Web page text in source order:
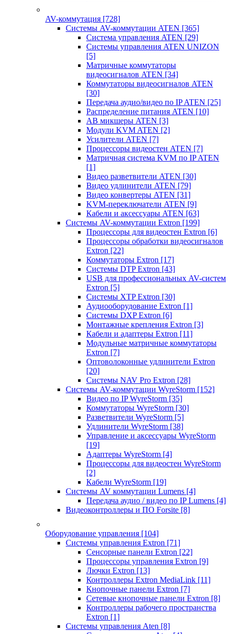
AV-коммутация [728]
Системы AV-коммутации ATEN [365]
Система управления ATEN [29]
Системы управления ATEN UNIZON
[5]
Матричные коммутаторы
видеосигналов ATEN [34]
Коммутаторы видеосигналов ATEN
[30]
Передача аудио/видео по IP ATEN [25]
Распределение питания ATEN [10]
АВ микшеры ATEN [3]
Модули KVM ATEN [2]
Усилители ATEN [7]
Процессоры видеостен ATEN [7]
Матричная система KVM по IP ATEN
[1]
Видео разветвители ATEN [30]
Видео удлинители ATEN [79]
Видео конвертеры ATEN [31]
KVM-переключатели ATEN [9]
Кабели и аксессуары ATEN [63]
Системы AV-коммутации Extron [199]
Процессоры для видеостен Extron [6]
Процессоры обработки видеосигналов
Extron [22]
Коммутаторы Extron [17]
Системы DTP Extron [43]
USB для профессиональных AV-систем
Extron [5]
Системы XTP Extron [30]
Аудиооборудование Extron [1]
Системы DXP Extron [6]
Монтажные крепления Extron [3]
Кабели и адаптеры Extron [11]
Модульные матричные коммутаторы
Extron [7]
Оптоволоконные удлинители Extron
[20]
Системы NAV Pro Extron [28]
Системы AV-коммутации WyreStorm [152]
Видео по IP WyreStorm [35]
Коммутаторы WyreStorm [30]
Разветвители WyreStorm [5]
Удлинители WyreStorm [38]
Управление и аксессуары WyreStorm
[19]
Адаптеры WyreStorm [4]
Процессоры для видеостен WyreStorm
[2]
Кабели WyreStorm [19]
Системы AV коммутации Lumens [4]
Передача аудио / видео по IP Lumens [4]
Видеоконтроллеры и ПО Forsite [8]
Оборудование управления [104]
Системы управления Extron [71]
Сенсорные панели Extron [22]
Процессоры управления Extron [9]
Лючки Extron [13]
Контроллеры Extron MediaLink [11]
Кнопочные панели Extron [7]
Сетевые кнопочные панели Extron [8]
Контроллеры рабочего пространства
Extron [1]
Системы управления Aten [8]